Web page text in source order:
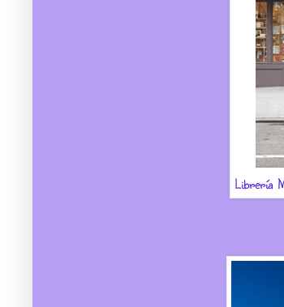
Librería